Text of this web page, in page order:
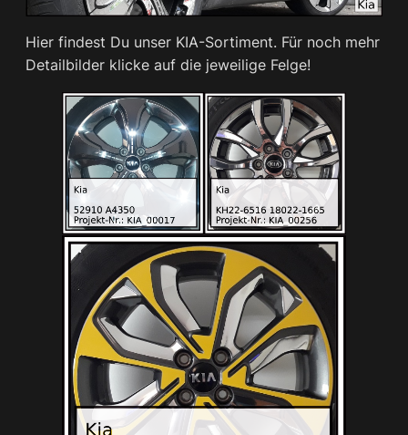
Hier findest Du unser KIA-Sortiment. Für noch mehr
Detailbilder klicke auf die jeweilige Felge!